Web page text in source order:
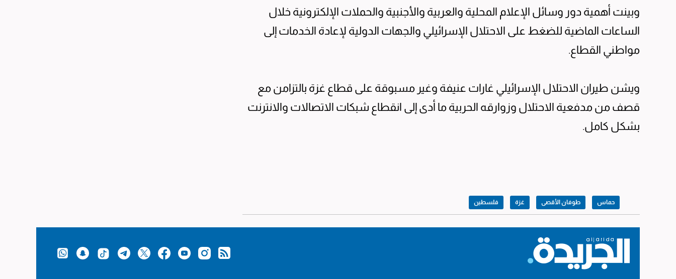
وبينت أهمية دور وسائل الإعلام المحلية والعربية والأجنبية والحملات الإلكترونية خلال
الساعات الماضية للضغط على الاحتلال الإسرائيلي والجهات الدولية لإعادة الخدمات إلى
مواطني القطاع.
ويشن طيران الاحتلال الإسرائيلي غارات عنيفة وغير مسبوقة على قطاع غزة بالتزامن مع
قصف من مدفعية الاحتلال وزوارقه الحربية ما أدى إلى انقطاع شبكات الاتصالات والانترنت
بشكل كامل.
حماس طوفان الأقصى غزة فلسطين